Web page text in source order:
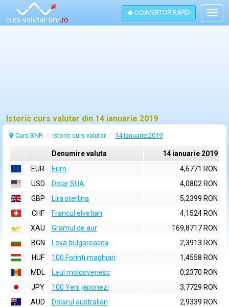
CONVERTOR RAPID
Istoric curs valutar din 14 ianuarie 2019
Curs BNR Istoric curs valutar 14 Ianuarie 2019
Denumire valuta
14 ianuarie 2019
EUR
Euro
4,6771 RON
USD
Dolar SUA
4,0802 RON
GBP
Lira sterlina
5,2399 RON
CHF
Francul elvetian
4,1524 RON
XAU
Gramul de aur
169,8717 RON
BGN
Leva bulgareasca
2,3913 RON
HUF
100 Forinti maghiari
1,4558 RON
MDL
Leul moldovenesc
0,2370 RON
JPY
100 Yeni japonezi
3,7729 RON
AUD
Dolarul australian
2,9339 RON